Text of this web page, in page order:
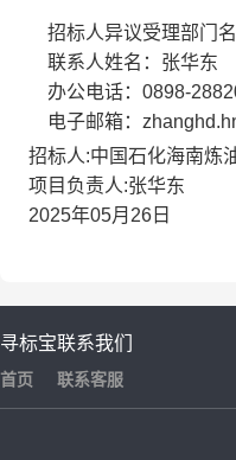
招标人异议受理部门
联系人姓名：张华东
办公电话：0898-
电子邮箱：
招标人:中国石化海南炼
项目负责人:张华东
2025年05月26日
寻标宝
首页
联系我们
联系客服